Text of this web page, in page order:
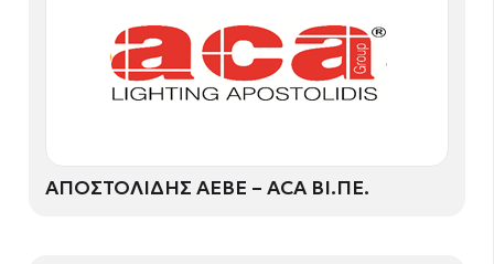
ΑΠΟΣΤΟΛΙΔΗΣ ΑΕΒΕ – ACA ΒΙ.ΠΕ.